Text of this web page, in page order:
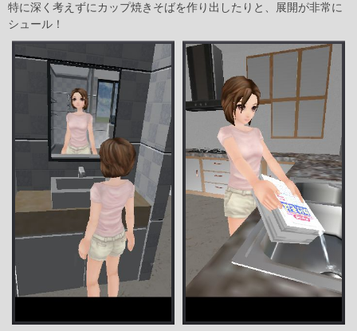
特に深く考えずにカップ焼きそばを作り出したりと、展開が非常に
シュール！